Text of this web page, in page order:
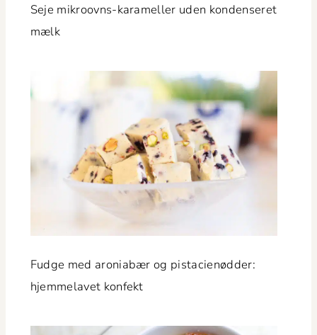
Seje mikroovns-karameller uden kon­denseret
mælk
Fudge med aro­ni­abær og pista­cienød­der:
hjem­melavet konfekt